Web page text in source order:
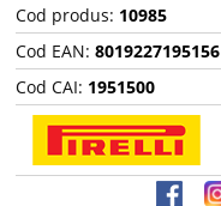
Cod produs: 10985
Cod EAN: 8019227195156
Cod CAI: 1951500